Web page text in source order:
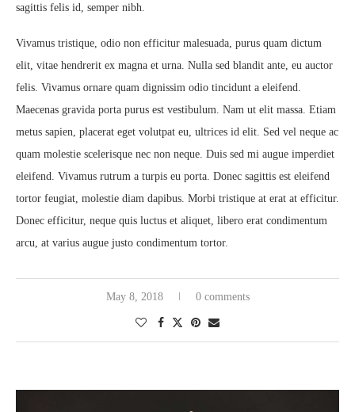
sagittis felis id, semper nibh.
Vivamus tristique, odio non efficitur malesuada, purus quam dictum
elit, vitae hendrerit ex magna et urna. Nulla sed blandit ante, eu auctor
felis. Vivamus ornare quam dignissim odio tincidunt a eleifend.
Maecenas gravida porta purus est vestibulum. Nam ut elit massa. Etiam
metus sapien, placerat eget volutpat eu, ultrices id elit. Sed vel neque ac
quam molestie scelerisque nec non neque. Duis sed mi augue imperdiet
eleifend. Vivamus rutrum a turpis eu porta. Donec sagittis est eleifend
tortor feugiat, molestie diam dapibus. Morbi tristique at erat at efficitur.
Donec efficitur, neque quis luctus et aliquet, libero erat condimentum
arcu, at varius augue justo condimentum tortor.
May 8, 2018 0 comments